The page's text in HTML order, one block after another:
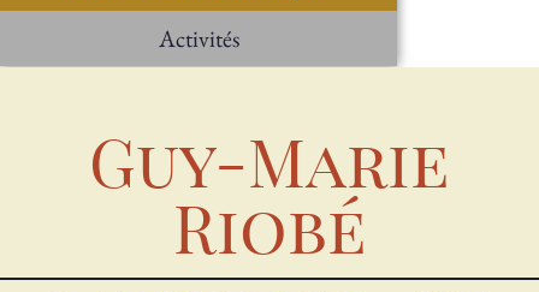
Activités
Guy-Marie
Riobé